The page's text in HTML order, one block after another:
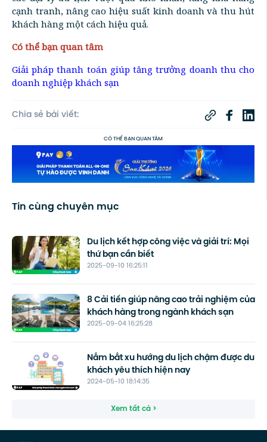
cạnh tranh, nâng cao hiệu suất kinh doanh và thu hút
khách hàng một cách hiệu quả.
Có thể bạn quan tâm
Giải pháp thanh toán giúp tăng trưởng doanh thu cho
doanh nghiệp khách sạn
Chia sẻ bài viết:
CÓ THỂ BẠN QUAN TÂM
Tin cùng chuyên mục
2025-09-10 16:25:11
Du lịch kết hợp công việc và giải trí: Mọi
thứ bạn cần biết
2025-09-04 16:25:28
8 Cải tiến giúp nâng cao trải nghiệm của
khách hàng trong ngành khách sạn
2024-05-10 18:14:35
Nắm bắt xu hướng du lịch chậm được du
khách yêu thích hiện nay
Xem tất cả >